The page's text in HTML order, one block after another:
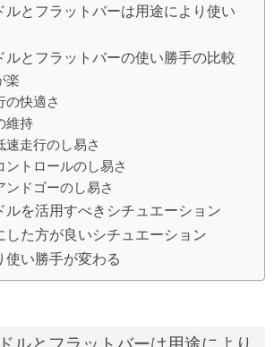
ルとフラットバーは用途により使い
ルとフラットバーの使い勝手の比較
楽
の快適さ
維持
速走行のし易さ
ントロールのし易さ
ンドゴーのし易さ
ルを活用すべきシチュエーション
した方が良いシチュエーション
使い勝手が変わる